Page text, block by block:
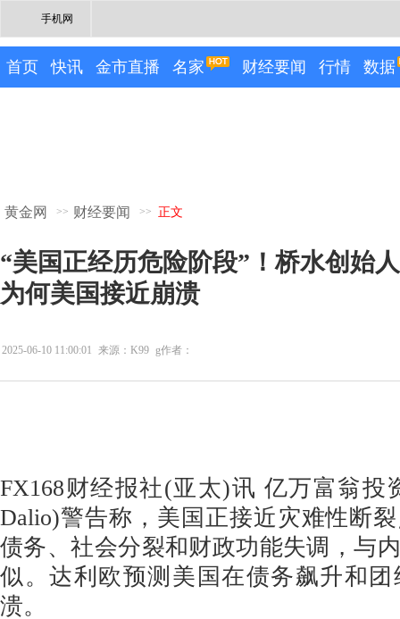
手机网
首页 快讯 金市直播 名家 财经要闻 行情 数据
黄金网 >> 财经要闻 >> 正文
“美国正经历危险阶段”！桥水创始
为何美国接近崩溃
2025-06-10 11:00:01 来源：K99 g作者：
FX168财经报社(亚太)讯 亿万富翁投
Dalio)警告称，美国正接近灾难性断
债务、社会分裂和财政功能失调，与
似。达利欧预测美国在债务飙升和
溃。